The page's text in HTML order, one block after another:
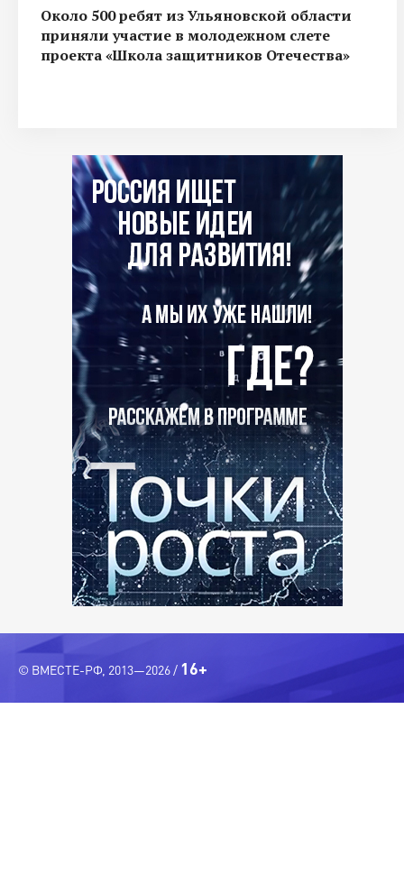
Около 500 ребят из Ульяновской области
приняли участие в молодежном слете
проекта «Школа защитников Отечества»
© ВМЕСТЕ-РФ, 2013—2026 / 16+